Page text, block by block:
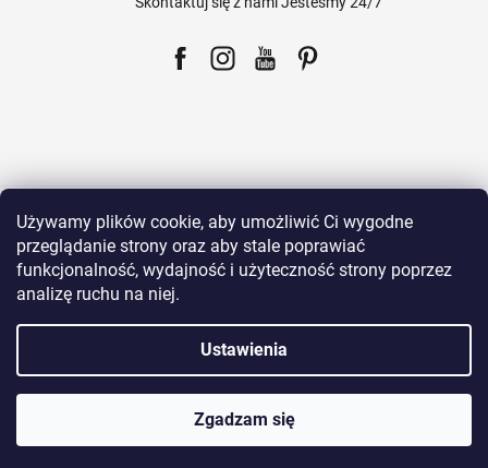
Używamy plików cookie, aby umożliwić Ci wygodne
przeglądanie strony oraz aby stale poprawiać
funkcjonalność, wydajność i użyteczność strony poprzez
analizę ruchu na niej.
Ustawienia
Zgadzam się
Dla klientów
Wszystko o zakupach
Nasze produkty
O Sklepie